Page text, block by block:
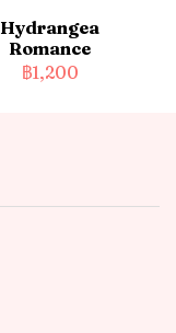
Hydrangea
Romance
฿1,200